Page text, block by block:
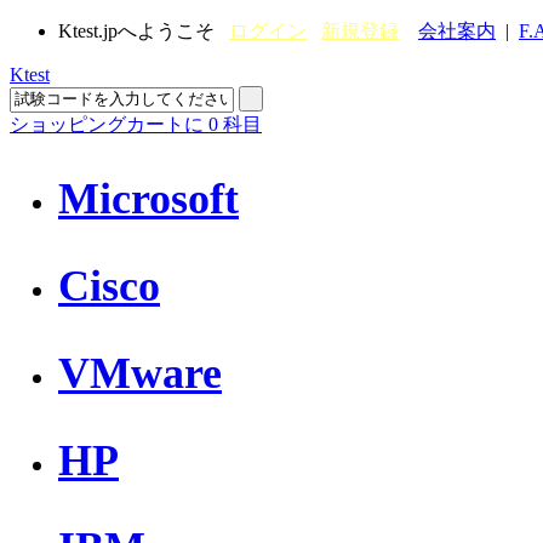
Ktest.jpへようこそ ログイン 新規登録 会社案内 |
Ktest
ショッピングカートに 0 科目
Microsoft
Cisco
VMware
HP